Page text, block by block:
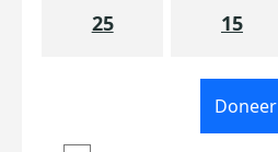
25 15
Doneer